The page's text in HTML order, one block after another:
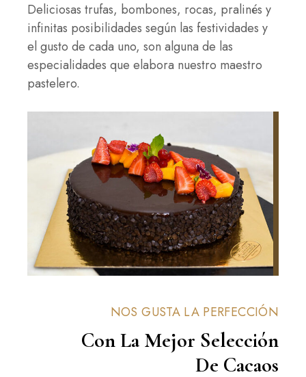
Deliciosas trufas, bombones, rocas, pralinés y
infinitas posibilidades según las festividades y
el gusto de cada uno, son alguna de las
especialidades que elabora nuestro maestro
pastelero.
NOS GUSTA LA PERFECCIÓN
Con La Mejor Selección
De Cacaos